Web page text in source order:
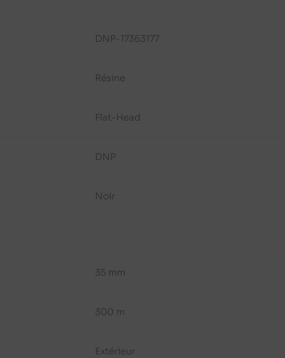
DNP-17363177
Résine
Flat-Head
DNP
Noir
35 mm
300 m
Extérieur